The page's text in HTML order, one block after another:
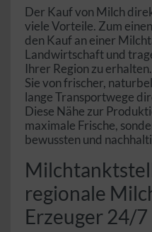
Der Kauf von Milch
viele Vorteile. Zum
den Kauf an einer
Landwirtschaft und
Ihrer Region zu
Sie von frischer,
lange Transportwege
Diese Nähe zur
maximale Frische,
bewussten und
regionale
Erzeuger 24/7